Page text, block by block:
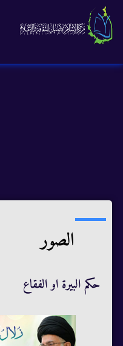
الصور
حكم البيرة او الفقاع